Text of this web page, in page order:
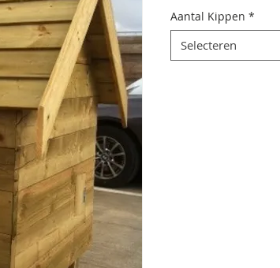
Aantal Kippen *
Selecteren